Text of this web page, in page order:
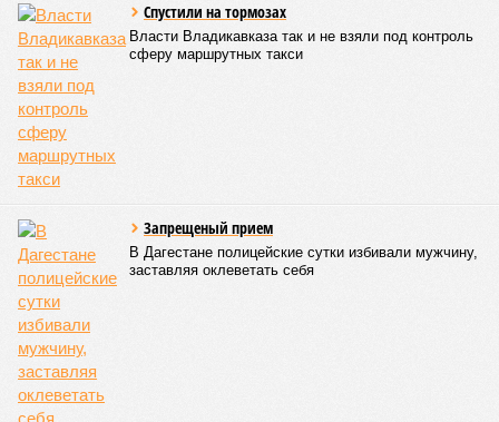
Спустили на тормозах
Власти Владикавказа так и не взяли под контроль
сферу маршрутных такси
Запрещеный прием
В Дагестане полицейские сутки избивали мужчину,
заставляя оклеветать себя